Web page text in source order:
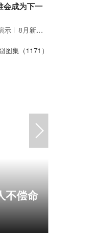
会成为下一
示 8月新游前瞻：《诡秘之主》领衔
皮涩度
演蒙眼